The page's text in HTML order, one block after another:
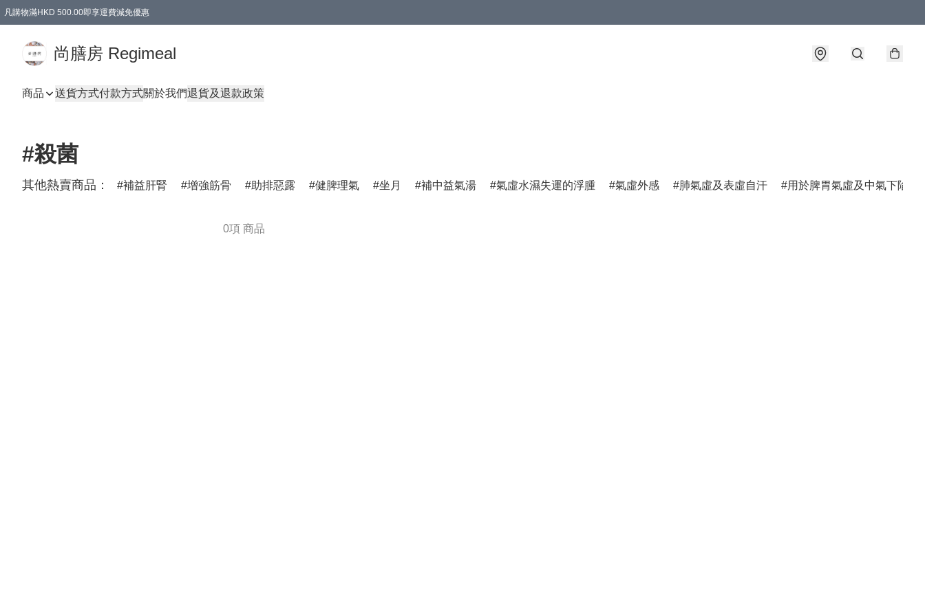
凡購物滿HKD 500.00即享運費減免優惠
尚膳房 Regimeal
商品 送貨方式付款方式關於我們退貨及退款政策
#殺菌
其他熱賣商品： 補益肝腎 增強筋骨 助排惡露 健脾理氣 坐月 補中益氣湯 氣虛水濕失運的浮腫 氣虛外感 肺氣虛及表虛自汗 用於脾胃氣虛及中氣下陷諸
0項 商品